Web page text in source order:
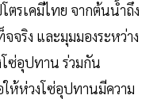
ตรเคมีไทย จากต้นน้ำถึง
จริง และมุมมองระหว่าง
ซ่อุปทาน ร่วมกัน
ให้ห่วงโซ่อุปทานมีความ